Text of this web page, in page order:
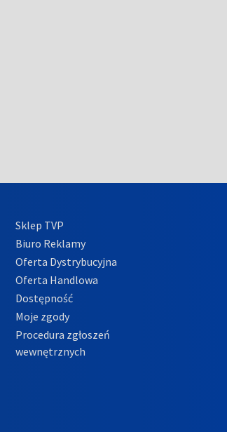
Sklep TVP
Biuro Reklamy
Oferta Dystrybucyjna
Oferta Handlowa
Dostępność
Moje zgody
Procedura zgłoszeń
wewnętrznych